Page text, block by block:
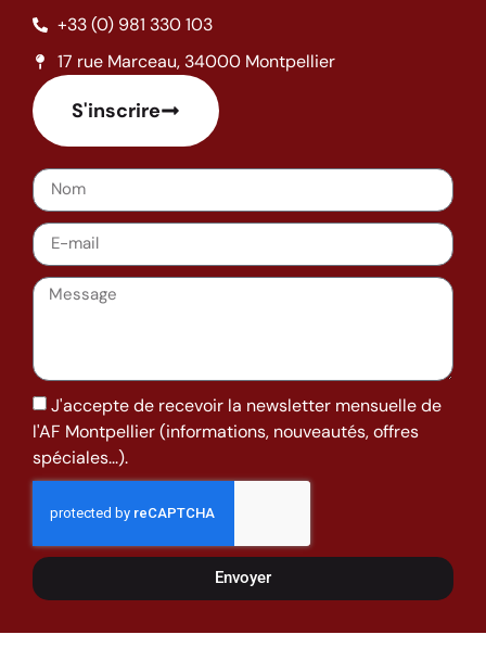
+33 (0) 981 330 103
17 rue Marceau, 34000 Montpellier
S'inscrire
J'accepte de recevoir la newsletter mensuelle de
l'AF Montpellier (informations, nouveautés, offres
spéciales...).
Envoyer